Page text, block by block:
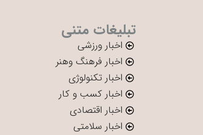
تبلیغات متنی
اخبار ورزشی
اخبار فرهنگ وهنر
اخبار تکنولوژی
اخبار کسب و کار
اخبار اقتصادی
اخبار سلامتی